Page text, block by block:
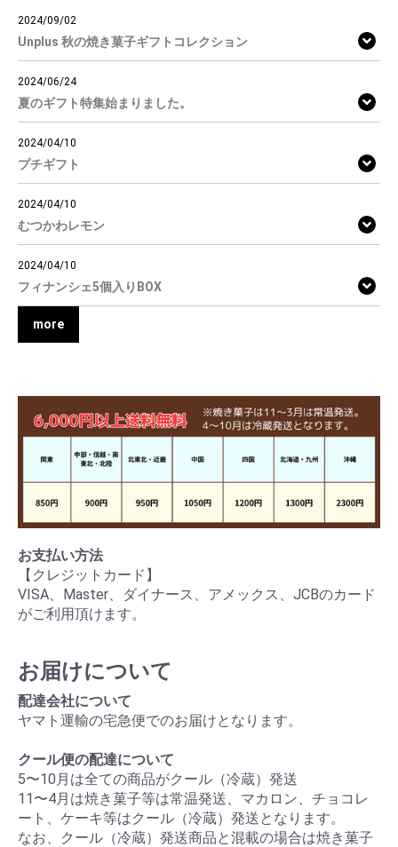
2024/09/02
Unplus 秋の焼き菓子ギフトコレクション
2024/06/24
夏のギフト特集始まりました。
2024/04/10
プチギフト
2024/04/10
むつかわレモン
2024/04/10
フィナンシェ5個入りBOX
more
お支払い方法
【クレジットカード】
VISA、Master、ダイナース、アメックス、JCBのカード
がご利用頂けます。
お届けについて
配達会社について
ヤマト運輸の宅急便でのお届けとなります。
クール便の配達について
5〜10月は全ての商品がクール（冷蔵）発送
11〜4月は焼き菓子等は常温発送、マカロン、チョコレ
ート、ケーキ等はクール（冷蔵）発送となります。
なお、クール（冷蔵）発送商品と混載の場合は焼き菓子